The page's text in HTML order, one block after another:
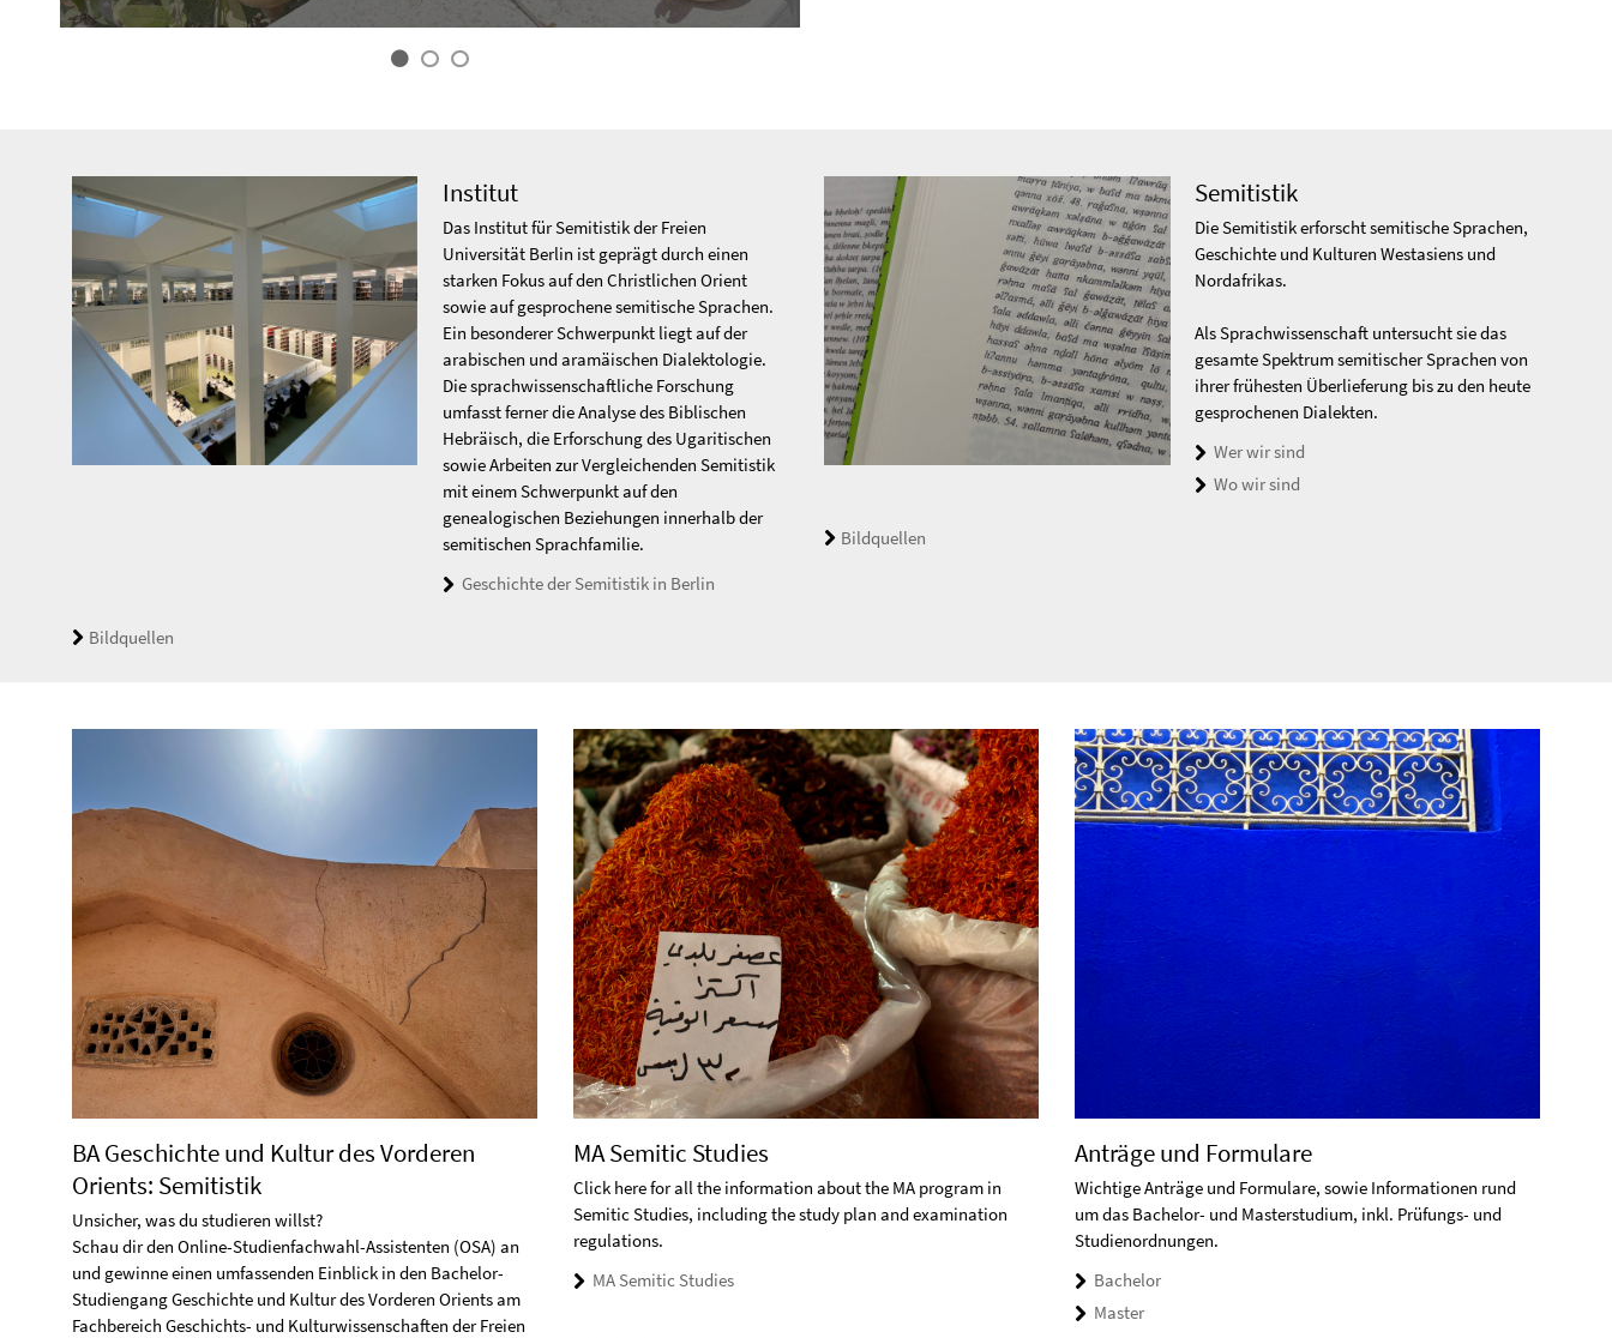
Institut
Das Institut für Semitistik der Freien
Universität Berlin ist geprägt durch einen
starken Fokus auf den Christlichen Orient
sowie auf gesprochene semitische Sprachen.
Ein besonderer Schwerpunkt liegt auf der
arabischen und aramäischen Dialektologie.
Die sprachwissenschaftliche Forschung
umfasst ferner die Analyse des Biblischen
Hebräisch, die Erforschung des Ugaritischen
sowie Arbeiten zur Vergleichenden Semitistik
mit einem Schwerpunkt auf den
genealogischen Beziehungen innerhalb der
semitischen Sprachfamilie.
Geschichte der Semitistik in Berlin
Bildquellen
Semitistik
Die Semitistik erforscht semitische Sprachen,
Geschichte und Kulturen Westasiens und
Nordafrikas.
Als Sprachwissenschaft untersucht sie das
gesamte Spektrum semitischer Sprachen von
ihrer frühesten Überlieferung bis zu den heute
gesprochenen Dialekten.
Wer wir sind
Wo wir sind
Bildquellen
BA Geschichte und Kultur des Vorderen
Orients: Semitistik
Unsicher, was du studieren willst?
Schau dir den Online-Studienfachwahl-Assistenten (OSA) an
und gewinne einen umfassenden Einblick in den Bachelor-
Studiengang Geschichte und Kultur des Vorderen Orients am
Fachbereich Geschichts- und Kulturwissenschaften der Freien
MA Semitic Studies
Click here for all the information about the MA program in
Semitic Studies, including the study plan and examination
regulations.
MA Semitic Studies
Anträge und Formulare
Wichtige Anträge und Formulare, sowie Informationen rund
um das Bachelor- und Masterstudium, inkl. Prüfungs- und
Studienordnungen.
Bachelor
Master